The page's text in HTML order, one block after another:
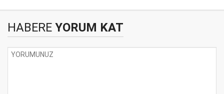
HABERE YORUM KAT